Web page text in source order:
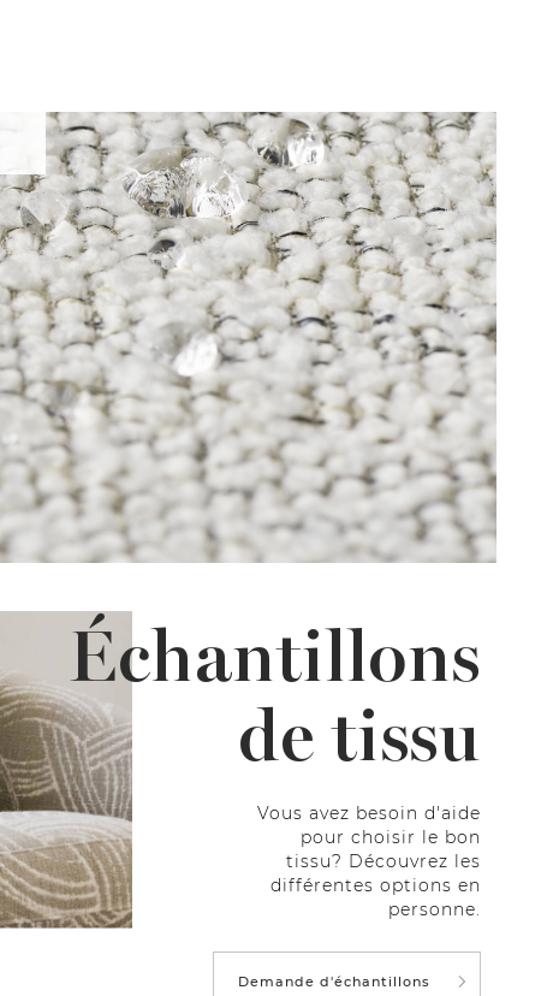
Échantillons
de tissu
Vous avez besoin d'aide
pour choisir le bon
tissu? Découvrez les
différentes options en
personne.
Demande d'échantillons